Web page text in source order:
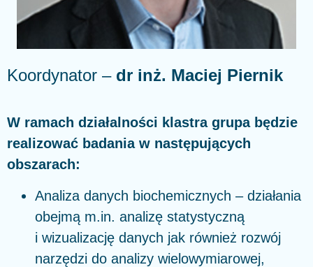
Koordynator – dr inż. Maciej Piernik
W ramach działalności klastra grupa będzie
realizować badania w następujących
obszarach:
Analiza danych biochemicznych – działania
obejmą m.in. analizę statystyczną
i wizualizację danych jak również rozwój
narzędzi do analizy wielowymiarowej,